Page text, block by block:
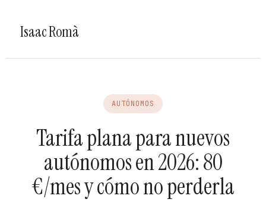
Isaac Romà
AUTÓNOMOS
Tarifa plana para nuevos
autónomos en 2026: 80
€/mes y cómo no perderla